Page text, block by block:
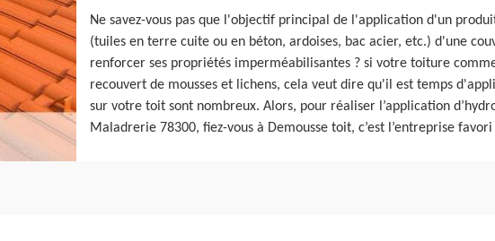
Ne savez-vous pas que l'objectif principal de l'application d'un
(tuiles en terre cuite ou en béton, ardoises, bac acier, etc.) d'une
renforcer ses propriétés imperméabilisantes ? si votre toiture
recouvert de mousses et lichens, cela veut dire qu'il est temps
sur votre toit sont nombreux. Alors, pour réaliser l’application
Maladrerie 78300, fiez-vous à Demousse toit, c’est l’entreprise